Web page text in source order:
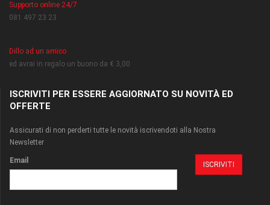
Supporto online 24/7
081 497 23 23
Dillo ad un amico
ed avrai in regalo un buono da € 3,00
ISCRIVITI PER ESSERE AGGIORNATO SU NOVITÀ ED
OFFERTE
Assicurati di non perderti tutte le novità iscrivendoti alla Nostra
Newsletter
Email